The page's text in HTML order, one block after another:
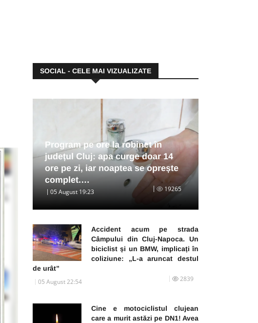
SOCIAL - CELE MAI VIZUALIZATE
Program pe ore la robinet în
județul Cluj: apa curge doar 14
ore pe zi, iar noaptea se oprește
complet.…
05 August 19:23 19265
Accident acum pe strada
Câmpului din Cluj-Napoca. Un
biciclist și un BMW, implicați în
coliziune: „L-a aruncat destul
de urât”
05 August 22:54 2839
Cine e motociclistul clujean
care a murit astăzi pe DN1! Avea